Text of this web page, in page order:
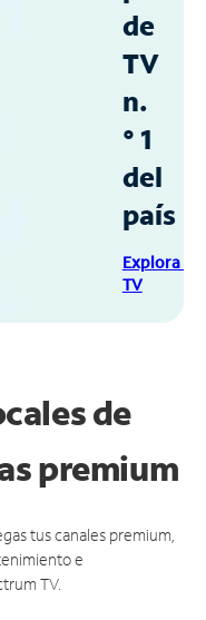
de
TV
n.
° 1
del
país
Explora
TV
de
premium
tus canales premium,
e
TV.